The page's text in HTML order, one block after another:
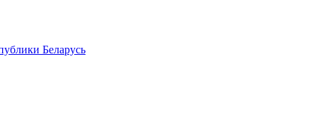
Беларусь